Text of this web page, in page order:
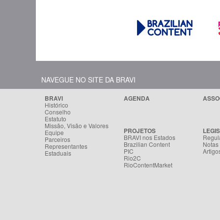
NAVEGUE NO SITE DA BRAVI
BRAVI
Histórico
Conselho
Estatuto
Missão, Visão e Valores
Equipe
Parceiros
Representantes
Estaduais
AGENDA
PROJETOS
BRAVI nos Estados
Brazilian Content
PIC
Rio2C
RioContentMarket
Notas